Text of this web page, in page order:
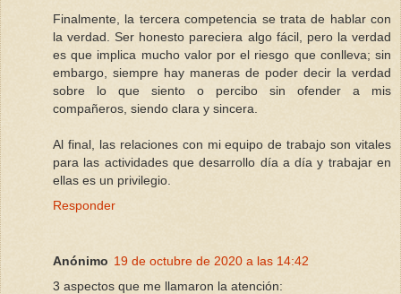
Finalmente, la tercera competencia se trata de hablar con
la verdad. Ser honesto pareciera algo fácil, pero la verdad
es que implica mucho valor por el riesgo que conlleva; sin
embargo, siempre hay maneras de poder decir la verdad
sobre lo que siento o percibo sin ofender a mis
compañeros, siendo clara y sincera.
Al final, las relaciones con mi equipo de trabajo son vitales
para las actividades que desarrollo día a día y trabajar en
ellas es un privilegio.
Responder
Anónimo 19 de octubre de 2020 a las 14:42
3 aspectos que me llamaron la atención: